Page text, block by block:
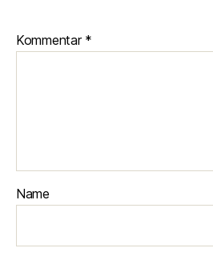
Kommentar *
Name